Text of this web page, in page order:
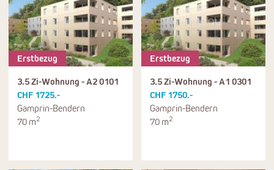
Erstbezug
3.5 Zi-Wohnung - A2 0101
CHF 1725.-
Gamprin-Bendern
70 m2
Erstbezug
3.5 Zi-Wohnung - A1 0301
CHF 1750.-
Gamprin-Bendern
70 m2